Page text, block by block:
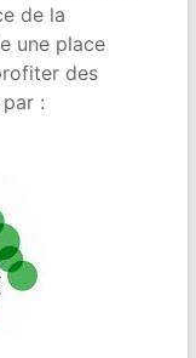
de la
une place
des
: